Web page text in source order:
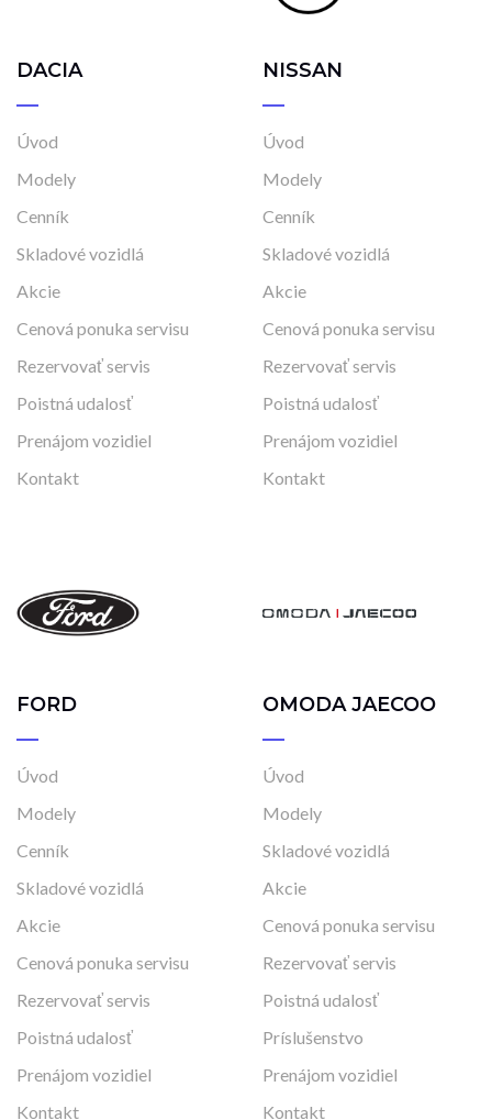
DACIA
Úvod
Modely
Cenník
Skladové vozidlá
Akcie
Cenová ponuka servisu
Rezervovať servis
Poistná udalosť
Prenájom vozidiel
Kontakt
NISSAN
Úvod
Modely
Cenník
Skladové vozidlá
Akcie
Cenová ponuka servisu
Rezervovať servis
Poistná udalosť
Prenájom vozidiel
Kontakt
FORD
Úvod
Modely
Cenník
Skladové vozidlá
Akcie
Cenová ponuka servisu
Rezervovať servis
Poistná udalosť
Prenájom vozidiel
Kontakt
OMODA JAECOO
Úvod
Modely
Skladové vozidlá
Akcie
Cenová ponuka servisu
Rezervovať servis
Poistná udalosť
Príslušenstvo
Prenájom vozidiel
Kontakt